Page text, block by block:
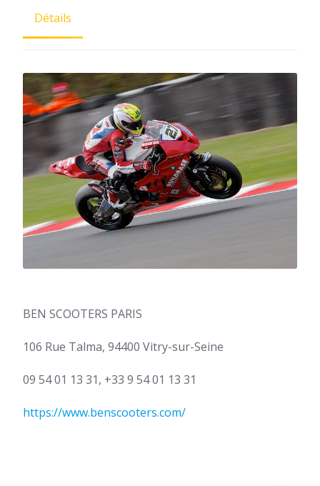
Détails
BEN SCOOTERS PARIS
106 Rue Talma, 94400 Vitry-sur-Seine
09 54 01 13 31, +33 9 54 01 13 31
https://www.benscooters.com/